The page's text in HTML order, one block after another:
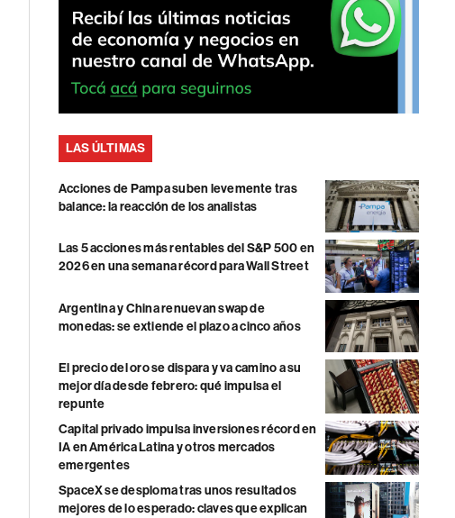
LAS ÚLTIMAS
Acciones de Pampa suben levemente tras
balance: la reacción de los analistas
Las 5 acciones más rentables del S&P 500 en
2026 en una semana récord para Wall Street
Argentina y China renuevan swap de
monedas: se extiende el plazo a cinco años
El precio del oro se dispara y va camino a su
mejor día desde febrero: qué impulsa el
repunte
Capital privado impulsa inversiones récord en
IA en América Latina y otros mercados
emergentes
SpaceX se desploma tras unos resultados
mejores de lo esperado: claves que explican